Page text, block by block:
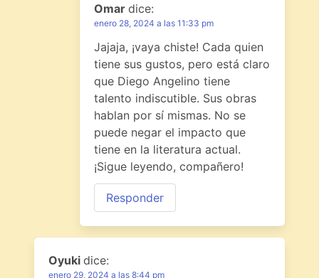
Omar dice:
enero 28, 2024 a las 11:33 pm
Jajaja, ¡vaya chiste! Cada quien
tiene sus gustos, pero está claro
que Diego Angelino tiene
talento indiscutible. Sus obras
hablan por sí mismas. No se
puede negar el impacto que
tiene en la literatura actual.
¡Sigue leyendo, compañero!
Responder
Oyuki dice:
enero 29, 2024 a las 8:44 pm